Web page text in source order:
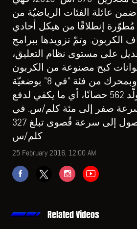
عائلة الفئات الرياضيّة من
إنطلاقًا من هيكل أحادي
الكربون. وتمّ تزويدها ببرامج
على مستوى نظام التعليق،
كبح مصنوعة من الكربون
والسيراميك، وبمحرك من فئة "في 8" بوضعيّة
تثبيت وسطيّة يُولّد 562 حصانًا، أي ما يكفي لدفع
صفر إلى مئة كلم/س. في
3,2 ثوان، وللوصول إلى سرعة قُصوى تبلغ 327
كلم/س.
25 February 2016, 12:00 AM
Related Videos